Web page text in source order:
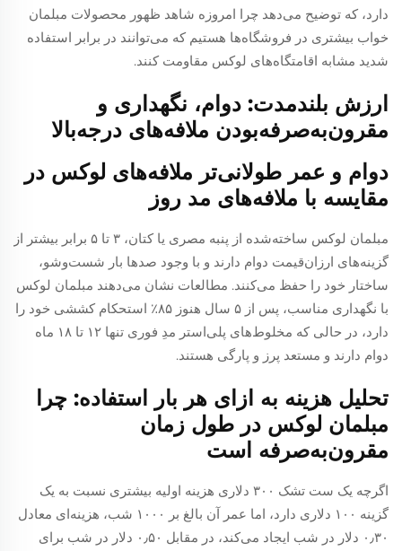
دارد، که توضیح می‌دهد چرا امروزه شاهد ظهور محصولات مبلمان
خواب بیشتری در فروشگاه‌ها هستیم که می‌توانند در برابر استفاده
شدید مشابه اقامتگاه‌های لوکس مقاومت کنند.
ارزش بلندمدت: دوام، نگهداری و
مقرون‌به‌صرفه‌بودن ملافه‌های درجه‌بالا
دوام و عمر طولانی‌تر ملافه‌های لوکس در
مقایسه با ملافه‌های مد روز
مبلمان لوکس ساخته‌شده از پنبه مصری یا کتان، ۳ تا ۵ برابر بیشتر از
گزینه‌های ارزان‌قیمت دوام دارند و با وجود صدها بار شست‌وشو،
ساختار خود را حفظ می‌کنند. مطالعات نشان می‌دهند مبلمان لوکس
با نگهداری مناسب، پس از ۵ سال هنوز ۸۵٪ استحکام کششی خود را
دارد، در حالی که مخلوط‌های پلی‌استر مدِ فوری تنها ۱۲ تا ۱۸ ماه
دوام دارند و مستعد پرز و پارگی هستند.
تحلیل هزینه به ازای هر بار استفاده: چرا
مبلمان لوکس در طول زمان
مقرون‌به‌صرفه است
اگرچه یک ست تشک ۳۰۰ دلاری هزینه اولیه بیشتری نسبت به یک
گزینه ۱۰۰ دلاری دارد، اما عمر آن بالغ بر ۱۰۰۰ شب، هزینه‌ای معادل
۰٫۳۰ دلار در شب ایجاد می‌کند، در مقابل ۰٫۵۰ دلار در شب برای